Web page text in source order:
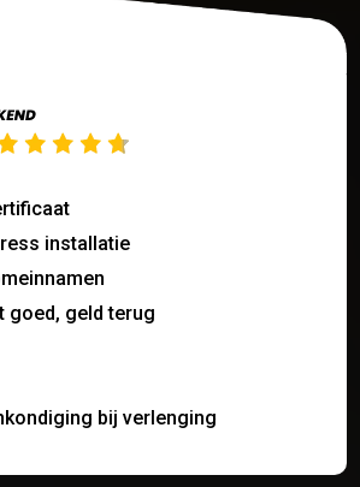
installatie
goed, geld terug
bij verlenging